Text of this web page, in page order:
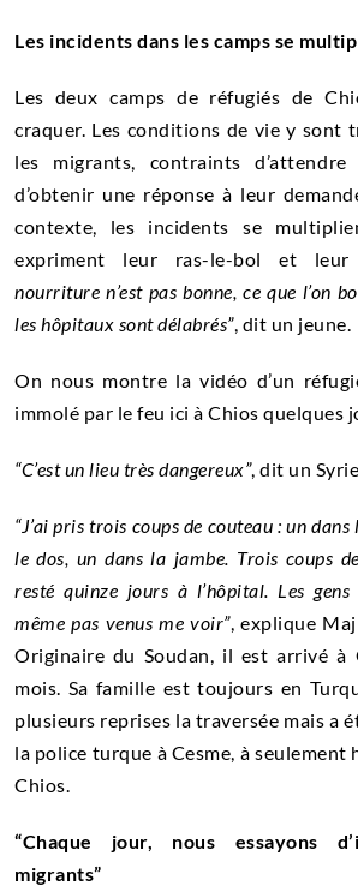
Les incidents dans les camps se
Les deux camps de réfugiés de
craquer. Les conditions de vie y sont
les migrants, contraints
d’obtenir une réponse à leur
contexte, les incidents se
expriment leur ras-le-bol et leur
nourriture n’est pas bonne, ce que l’on
les hôpitaux sont délabrés”, dit un jeune.
On nous montre la vidéo d’un
immolé par le feu ici à Chios quelques
“C’est un lieu très dangereux”, dit un
“J’ai pris trois coups de couteau : un
le dos, un dans la jambe. Trois coups
resté quinze jours à l’hôpital. Les
même pas venus me voir”, explique
Originaire du Soudan, il est arrivé
mois. Sa famille est toujours en
plusieurs reprises la traversée mais a
la police turque à Cesme, à
Chios.
“Chaque jour, nous essayons
migrants”